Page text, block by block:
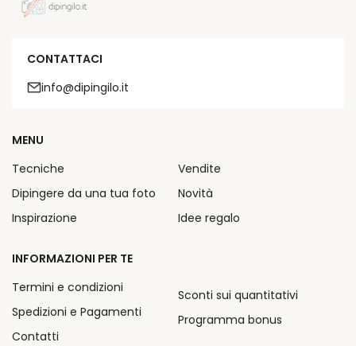
CONTATTACI
info@dipingilo.it
MENU
Tecniche
Dipingere da una tua foto
Inspirazione
Vendite
Novità
Idee regalo
INFORMAZIONI PER TE
Termini e condizioni
Spedizioni e Pagamenti
Contatti
Sconti sui quantitativi
Programma bonus